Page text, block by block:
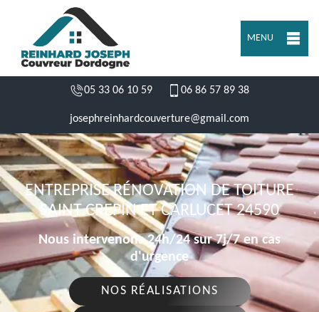
MENU
05 33 06 10 59 06 86 57 89 38
josephreinhardcouverture@gmail.com
ENTREPRISE RÉNOVATION DE TOITURE
SAINT CREPIN ET CARLUCET 24590
Nous intervenons 24h/24 sur 7j/7 en cas
d'urgence
NOS RÉALISATIONS